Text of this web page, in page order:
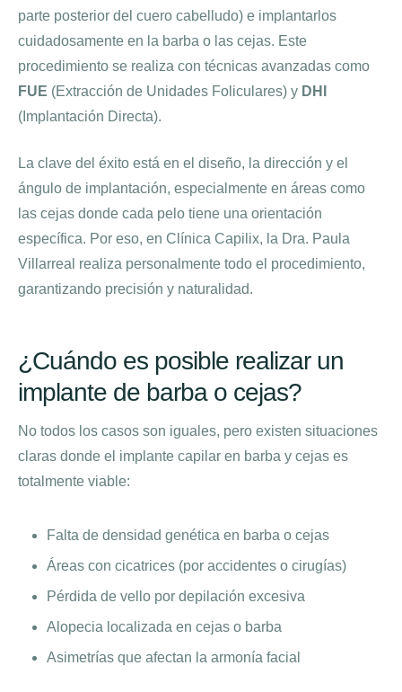
parte posterior del cuero cabelludo) e implantarlos
cuidadosamente en la barba o las cejas. Este
procedimiento se realiza con técnicas avanzadas como
FUE (Extracción de Unidades Foliculares) y DHI
(Implantación Directa).
La clave del éxito está en el diseño, la dirección y el
ángulo de implantación, especialmente en áreas como
las cejas donde cada pelo tiene una orientación
específica. Por eso, en Clínica Capilix, la Dra. Paula
Villarreal realiza personalmente todo el procedimiento,
garantizando precisión y naturalidad.
¿Cuándo es posible realizar un
implante de barba o cejas?
No todos los casos son iguales, pero existen situaciones
claras donde el implante capilar en barba y cejas es
totalmente viable:
Falta de densidad genética en barba o cejas
Áreas con cicatrices (por accidentes o cirugías)
Pérdida de vello por depilación excesiva
Alopecia localizada en cejas o barba
Asimetrías que afectan la armonía facial